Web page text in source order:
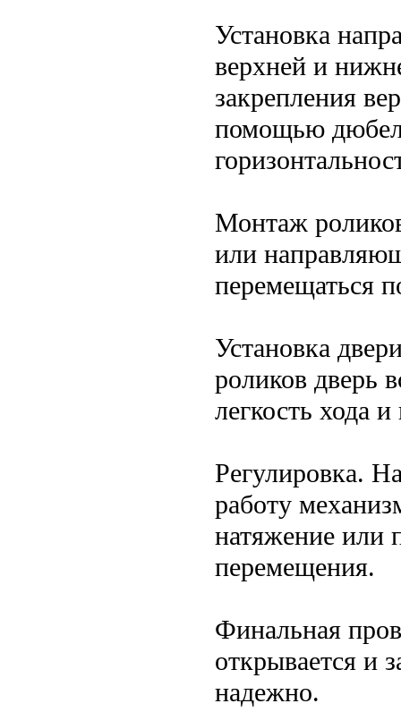
Установка
верхней и
закрепления
помощью
Монтаж
или
перемещаться
Установка
роликов дверь
легкость хода
Регулировка.
работу
натяжение или
перемещения.
Финальная
открывается и
надежно.